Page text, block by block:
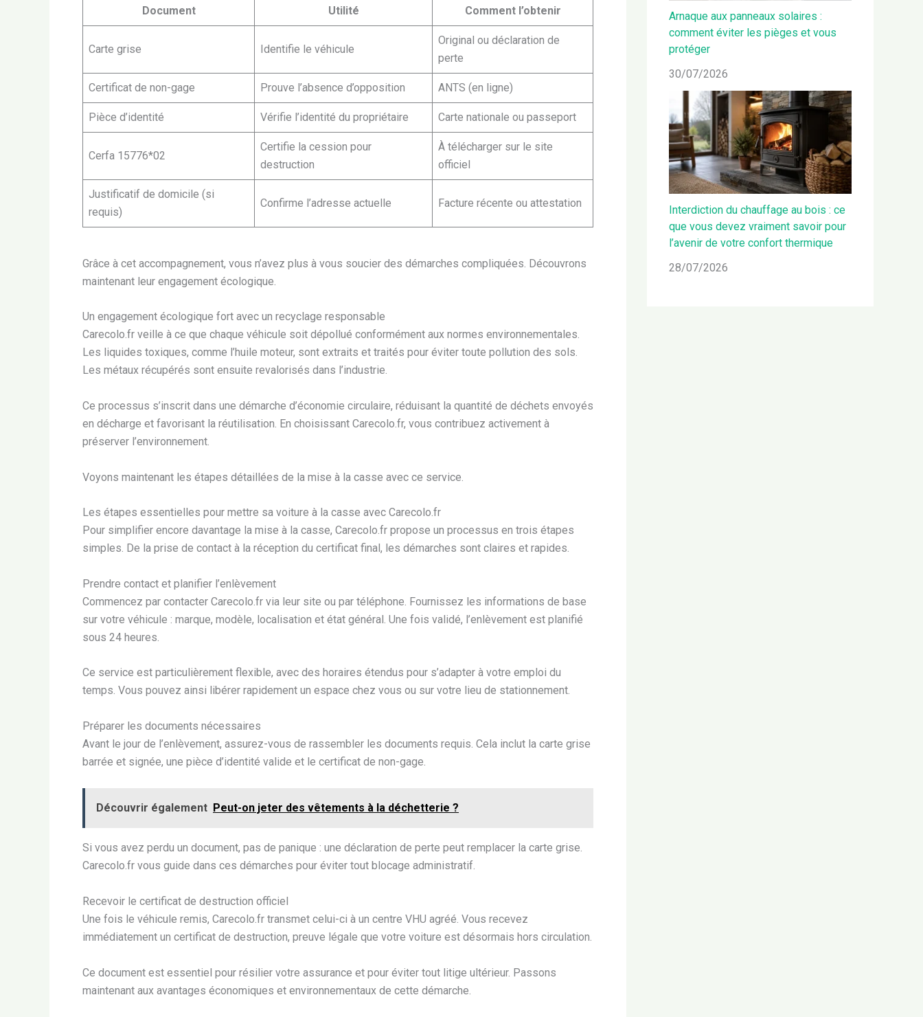
Document Utilité Comment l’obtenir
Carte grise Identifie le véhicule
Original ou déclaration de
perte
Certificat de non-gage Prouve l’absence d’opposition ANTS (en ligne)
Pièce d’identité Vérifie l’identité du propriétaire Carte nationale ou passeport
Cerfa 15776*02
Certifie la cession pour
destruction
À télécharger sur le site
officiel
Justificatif de domicile (si
requis)
Confirme l’adresse actuelle Facture récente ou attestation
Grâce à cet accompagnement, vous n’avez plus à vous soucier des démarches compliquées. Découvrons
maintenant leur engagement écologique.
Un engagement écologique fort avec un recyclage responsable
Carecolo.fr veille à ce que chaque véhicule soit dépollué conformément aux normes environnementales.
Les liquides toxiques, comme l’huile moteur, sont extraits et traités pour éviter toute pollution des sols.
Les métaux récupérés sont ensuite revalorisés dans l’industrie.
Ce processus s’inscrit dans une démarche d’économie circulaire, réduisant la quantité de déchets envoyés
en décharge et favorisant la réutilisation. En choisissant Carecolo.fr, vous contribuez activement à
préserver l’environnement.
Voyons maintenant les étapes détaillées de la mise à la casse avec ce service.
Les étapes essentielles pour mettre sa voiture à la casse avec Carecolo.fr
Pour simplifier encore davantage la mise à la casse, Carecolo.fr propose un processus en trois étapes
simples. De la prise de contact à la réception du certificat final, les démarches sont claires et rapides.
Prendre contact et planifier l’enlèvement
Commencez par contacter Carecolo.fr via leur site ou par téléphone. Fournissez les informations de base
sur votre véhicule : marque, modèle, localisation et état général. Une fois validé, l’enlèvement est planifié
sous 24 heures.
Ce service est particulièrement flexible, avec des horaires étendus pour s’adapter à votre emploi du
temps. Vous pouvez ainsi libérer rapidement un espace chez vous ou sur votre lieu de stationnement.
Préparer les documents nécessaires
Avant le jour de l’enlèvement, assurez-vous de rassembler les documents requis. Cela inclut la carte grise
barrée et signée, une pièce d’identité valide et le certificat de non-gage.
Découvrir également Peut-on jeter des vêtements à la déchetterie ?
Si vous avez perdu un document, pas de panique : une déclaration de perte peut remplacer la carte grise.
Carecolo.fr vous guide dans ces démarches pour éviter tout blocage administratif.
Recevoir le certificat de destruction officiel
Une fois le véhicule remis, Carecolo.fr transmet celui-ci à un centre VHU agréé. Vous recevez
immédiatement un certificat de destruction, preuve légale que votre voiture est désormais hors circulation.
Ce document est essentiel pour résilier votre assurance et pour éviter tout litige ultérieur. Passons
maintenant aux avantages économiques et environnementaux de cette démarche.
Arnaque aux panneaux solaires :
comment éviter les pièges et vous
protéger
30/07/2026
Interdiction du chauffage au bois : ce
que vous devez vraiment savoir pour
l’avenir de votre confort thermique
28/07/2026